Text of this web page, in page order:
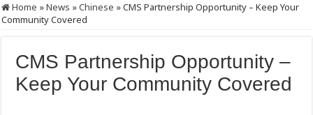
Home »News »Chinese »CMS Partnership Opportunity – Keep Your
Community Covered
CMS Partnership Opportunity –
Keep Your Community Covered